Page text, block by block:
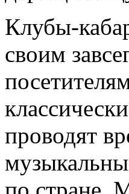
Клубы-
своим
проводят